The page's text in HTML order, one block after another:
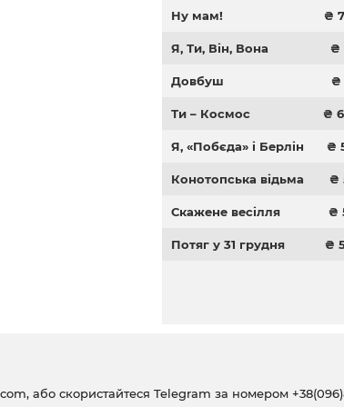
Ну мам! ₴
Я, Ти, Він, Вона ₴
Довбуш ₴
Ти – Космос ₴
Я, «Побєда» і Берлін ₴
Конотопська відьма ₴
Скажене весілля ₴
Потяг у 31 грудня ₴
, або скористайтеся Telegram за номером